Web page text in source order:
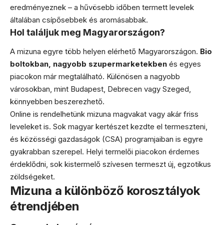
eredményeznek – a hűvösebb időben termett levelek
általában csípősebbek és aromásabbak.
Hol találjuk meg Magyarországon?
A mizuna egyre több helyen elérhető Magyarországon. Bio
boltokban, nagyobb szupermarketekben és egyes
piacokon már megtalálható. Különösen a nagyobb
városokban, mint Budapest, Debrecen vagy Szeged,
könnyebben beszerezhető.
Online is rendelhetünk mizuna magvakat vagy akár friss
leveleket is. Sok magyar kertészet kezdte el termeszteni,
és közösségi gazdaságok (CSA) programjaiban is egyre
gyakrabban szerepel. Helyi termelői piacokon érdemes
érdeklődni, sok kistermelő szívesen termeszt új, egzotikus
zöldségeket.
Mizuna a különböző korosztályok
étrendjében